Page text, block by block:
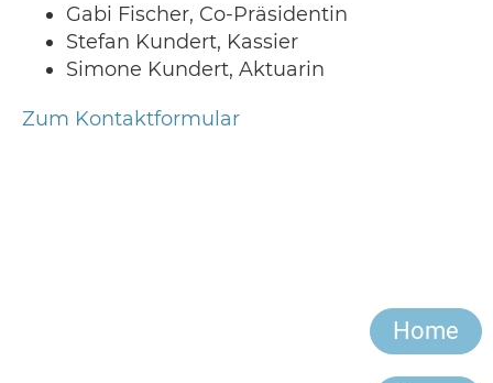
Gabi Fischer, Co-Präsidentin
Stefan Kundert, Kassier
Simone Kundert, Aktuarin
Zum Kontaktformular
Home